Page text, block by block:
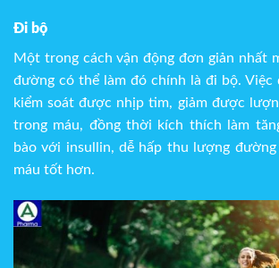
Đi bộ
Một trong cách vận động đơn giản nhất
đường có thể làm đó chính là đi bộ. Việc
kiểm soát được nhịp tim, giảm được
trong máu, đồng thời kích thích làm
bào với insullin, dễ hấp thu lượng
máu tốt hơn.